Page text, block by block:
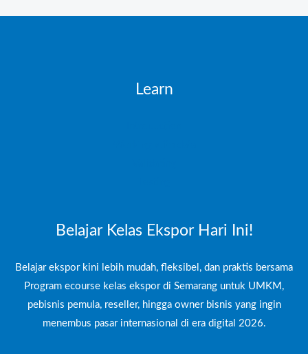
Learn
Belajar Kelas Ekspor Hari Ini!
Belajar ekspor kini lebih mudah, fleksibel, dan praktis bersama
Program ecourse kelas ekspor di Semarang untuk UMKM,
pebisnis pemula, reseller, hingga owner bisnis yang ingin
menembus pasar internasional di era digital 2026.